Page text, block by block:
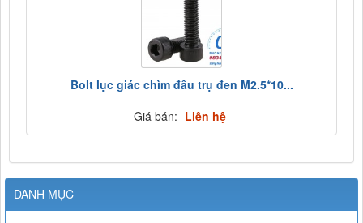
Bolt lục giác chìm đầu trụ đen M2.5*10...
Giá bán: Liên hệ
DANH MỤC